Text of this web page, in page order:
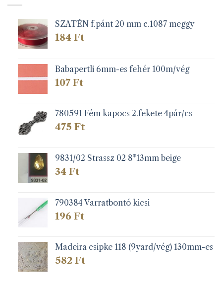
SZATÉN f.pánt 20 mm c.1087 meggy
184 Ft
Babapertli 6mm-es fehér 100m/vég
107 Ft
780591 Fém kapocs 2.fekete 4pár/cs
475 Ft
9831/02 Strassz 02 8*13mm beige
34 Ft
790384 Varratbontó kicsi
196 Ft
Madeira csipke 118 (9yard/vég) 130mm-es
582 Ft